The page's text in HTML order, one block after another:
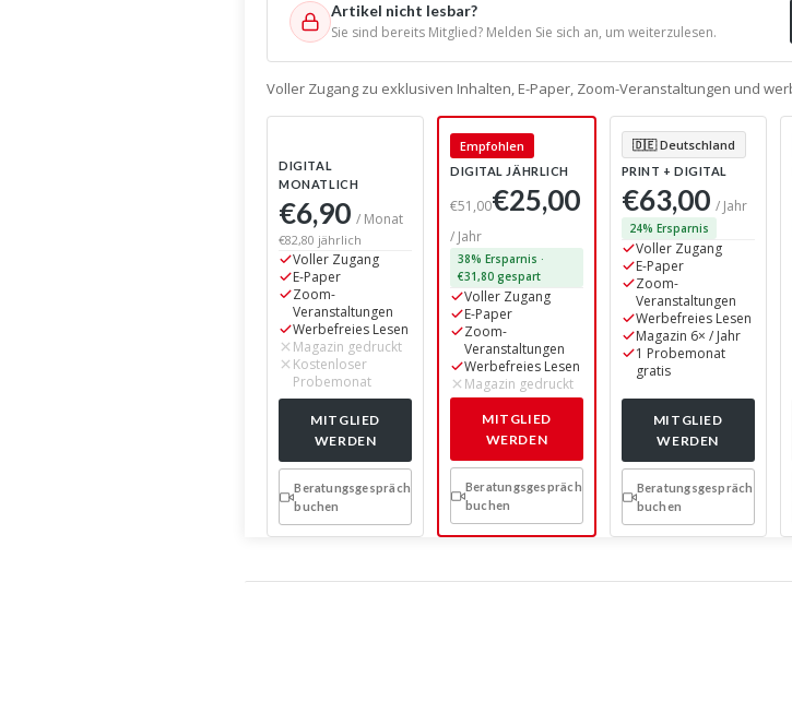
Artikel nicht lesbar?
Sie sind bereits Mitglied? Melden Sie sich an, um weiterzulesen.
Voller Zugang zu exklusiven Inhalten, E-Paper, Zoom-Veranstaltungen und
DIGITAL
MONATLICH
€6,90/ Monat
€82,80 jährlich
Voller Zugang
E-Paper
Zoom-
Veranstaltungen
Werbefreies Lesen
Magazin gedruckt
Kostenloser
Probemonat
MITGLIED
WERDEN
Beratungsgespräch
buchen
Empfohlen
DIGITAL JÄHRLICH
€51,00€25,00
/ Jahr
38% Ersparnis ·
€31,80 gespart
Voller Zugang
E-Paper
Zoom-
Veranstaltungen
Werbefreies Lesen
Magazin gedruckt
MITGLIED
WERDEN
Beratungsgespräch
buchen
🇩🇪 Deutschland
PRINT + DIGITAL
€63,00 / Jahr
24% Ersparnis
Voller Zugang
E-Paper
Zoom-
Veranstaltungen
Werbefreies Lesen
Magazin 6× / Jahr
1 Probemonat
gratis
MITGLIED
WERDEN
Beratungsgespräch
buchen